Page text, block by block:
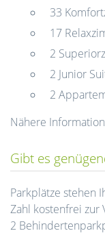
33
17
2
2 Junior
2
Nähere
Gibt es
Parkplätze stehen
Zahl kostenfrei zur
2